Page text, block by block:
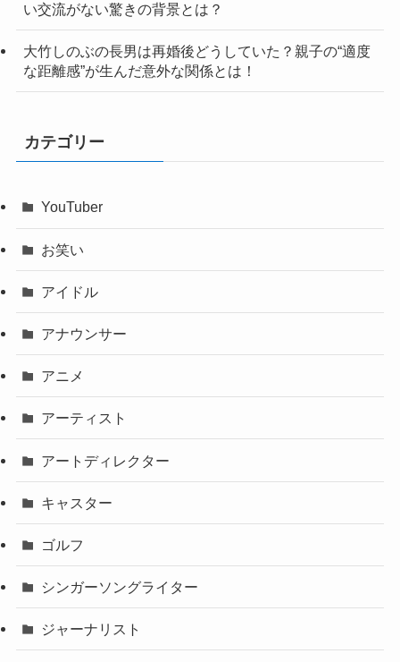
い交流がない驚きの背景とは？
大竹しのぶの長男は再婚後どうしていた？親子の“適度
な距離感”が生んだ意外な関係とは！
カテゴリー
YouTuber
お笑い
アイドル
アナウンサー
アニメ
アーティスト
アートディレクター
キャスター
ゴルフ
シンガーソングライター
ジャーナリスト